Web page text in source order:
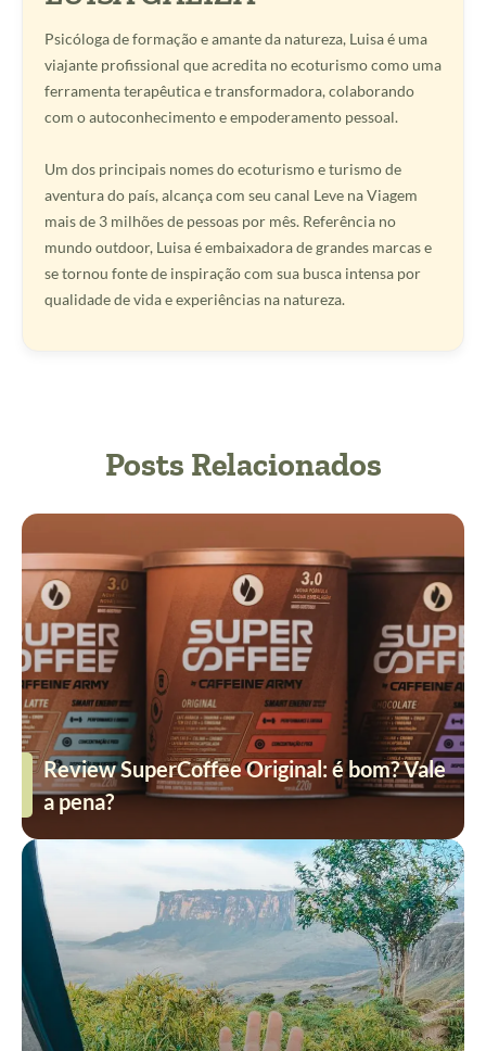
Psicóloga de formação e amante da natureza, Luisa é uma
viajante profissional que acredita no ecoturismo como uma
ferramenta terapêutica e transformadora, colaborando
com o autoconhecimento e empoderamento pessoal.
Um dos principais nomes do ecoturismo e turismo de
aventura do país, alcança com seu canal Leve na Viagem
mais de 3 milhões de pessoas por mês. Referência no
mundo outdoor, Luisa é embaixadora de grandes marcas e
se tornou fonte de inspiração com sua busca intensa por
qualidade de vida e experiências na natureza.
Posts Relacionados
Review SuperCoffee Original: é bom? Vale
a pena?